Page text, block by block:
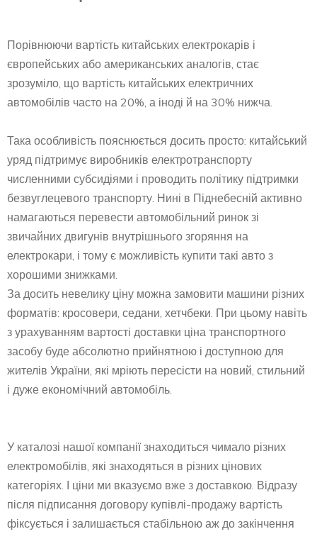
Порівнюючи вартість китайських електрокарів і
європейських або американських аналогів, стає
зрозуміло, що вартість китайських електричних
автомобілів часто на 20%, а іноді й на 30% нижча.
Така особливість пояснюється досить просто: китайський
уряд підтримує виробників електротранспорту
численними субсидіями і проводить політику підтримки
безвуглецевого транспорту. Нині в Піднебесній активно
намагаються перевести автомобільний ринок зі
звичайних двигунів внутрішнього згоряння на
електрокари, і тому є можливість купити такі авто з
хорошими знижками.
За досить невелику ціну можна замовити машини різних
форматів: кросовери, седани, хетчбеки. При цьому навіть
з урахуванням вартості доставки ціна транспортного
засобу буде абсолютно прийнятною і доступною для
жителів України, які мріють пересісти на новий, стильний
і дуже економічний автомобіль.
У каталозі нашої компанії знаходиться чимало різних
електромобілів, які знаходяться в різних цінових
категоріях. І ціни ми вказуємо вже з доставкою. Відразу
після підписання договору купівлі-продажу вартість
фіксується і залишається стабільною аж до закінчення